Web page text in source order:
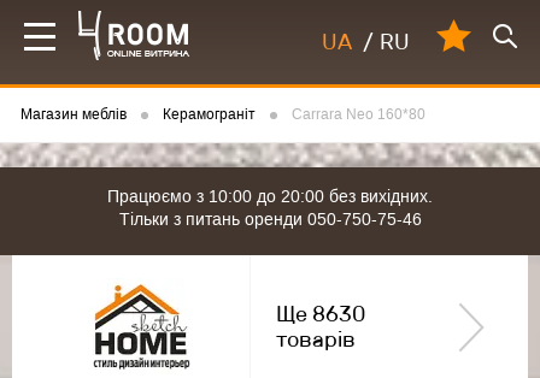
UA / RU
Магазин меблів Керамограніт Carrara Neo 160*80
Працюємо з 10:00 до 20:00 без вихідних.
Тільки з питань оренди 050-750-75-46
Ще 8630
товарів